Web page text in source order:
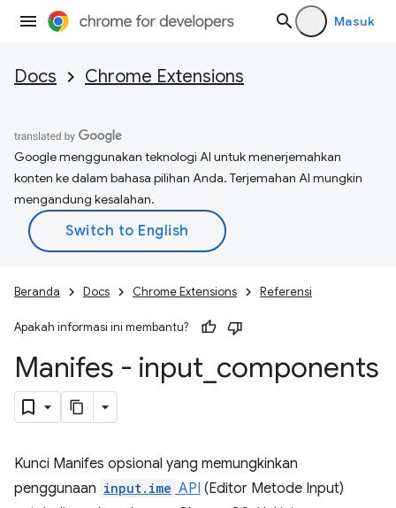
Masuk
Docs Chrome Extensions
Google menggunakan teknologi AI untuk menerjemahkan
konten ke dalam bahasa pilihan Anda. Terjemahan AI mungkin
mengandung kesalahan.
Beranda Docs Chrome Extensions Referensi
Apakah informasi ini membantu?
Manifes - input components
Kunci Manifes opsional yang memungkinkan
penggunaan input.ime API (Editor Metode Input)